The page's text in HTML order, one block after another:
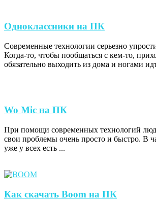
Одноклассники на ПК
ПК
Современные технологии серьезно
Когда-то, чтобы пообщаться с кем-то,
обязательно выходить из дома и ногами
Wo Mic на ПКWo
на
ПК
При помощи современных технологий
свои проблемы очень просто и быстро. В
уже у всех есть ...
Как скачать Boom на ПККак